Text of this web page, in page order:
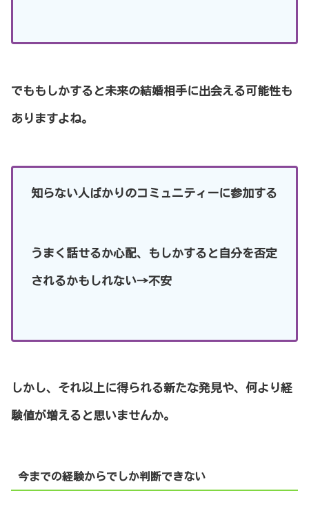
でももしかすると未来の結婚相手に出会える可能性も
ありますよね。
知らない人ばかりのコミュニティーに参加する
うまく話せるか心配、もしかすると自分を否定
されるかもしれない→不安
しかし、それ以上に得られる新たな発見や、何より経
験値が増えると思いませんか。
今までの経験からでしか判断できない